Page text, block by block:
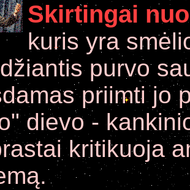
Skirtingai
kuris yra
purvo
priimti jo
dievo -
kritikuoja